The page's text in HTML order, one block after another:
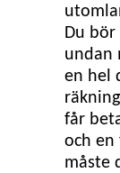
Du
undan
en hel
får
och en
måste